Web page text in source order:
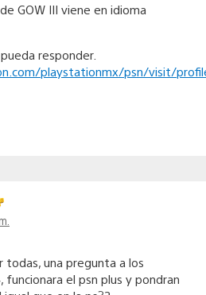
GOW III viene en idioma
responder.
playstationmx/psn/visit/
todas, una pregunta a los
el psn plus y pondran